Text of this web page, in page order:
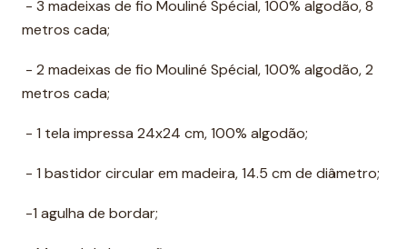
- 3 madeixas de fio Mouliné Spécial, 100% algodão, 8
metros cada;
- 2 madeixas de fio Mouliné Spécial, 100% algodão, 2
metros cada;
- 1 tela impressa 24x24 cm, 100% algodão;
- 1 bastidor circular em madeira, 14.5 cm de diâmetro;
-1 agulha de bordar;